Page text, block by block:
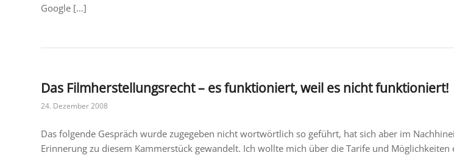
Google […]
Das Filmherstellungsrecht – es funktioniert, weil es nicht funktioniert!
24. Dezember 2008
Das folgende Gespräch wurde zugegeben nicht wortwörtlich so geführt, hat sich aber im
Erinnerung zu diesem Kammerstück gewandelt. Ich wollte mich über die Tarife und Möglichkeiten